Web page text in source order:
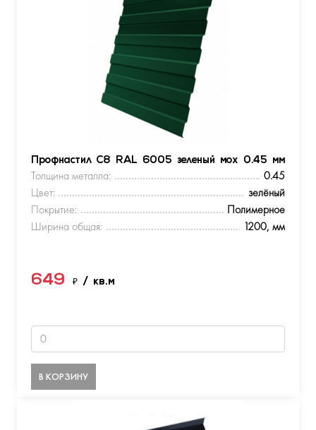
Профнастил С8 RAL 6005 зеленый мох 0.45 мм
Толщина металла:
0.45
Цвет:
зелёный
Покрытие:
Полимерное
Ширина общая:
1200, мм
649 ₽ / кв.м
В КОРЗИНУ